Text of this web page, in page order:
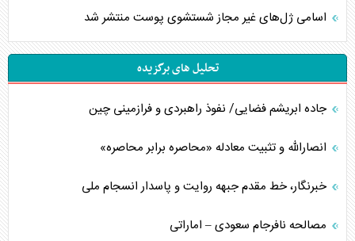
اسامی ژل‌های غیر مجاز شستشوی پوست منتشر شد
تحلیل های برگزیده
جاده ابریشم فضایی/ نفوذ راهبردی و فرازمینی چین
انصارالله و تثبیت معادله «محاصره برابر محاصره»
خبرنگار، خط مقدم جبهه روایت و پاسدار انسجام ملی
مصالحه نافرجام سعودی – اماراتی